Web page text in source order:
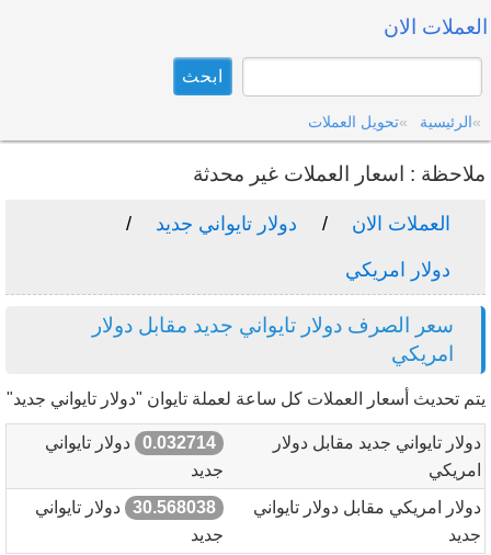
العملات الان
الرئيسية تحويل العملات
ملاحظة : اسعار العملات غير محدثة
العملات الان دولار تايواني جديد
دولار امريكي
سعر الصرف دولار تايواني جديد مقابل دولار
امريكي
يتم تحديث أسعار العملات كل ساعة لعملة تايوان "دولار تايواني جديد"
دولار تايواني جديد مقابل دولار
امريكي
0.032714
دولار تايواني
جديد
دولار امريكي مقابل دولار تايواني
جديد
30.568038
دولار تايواني
جديد